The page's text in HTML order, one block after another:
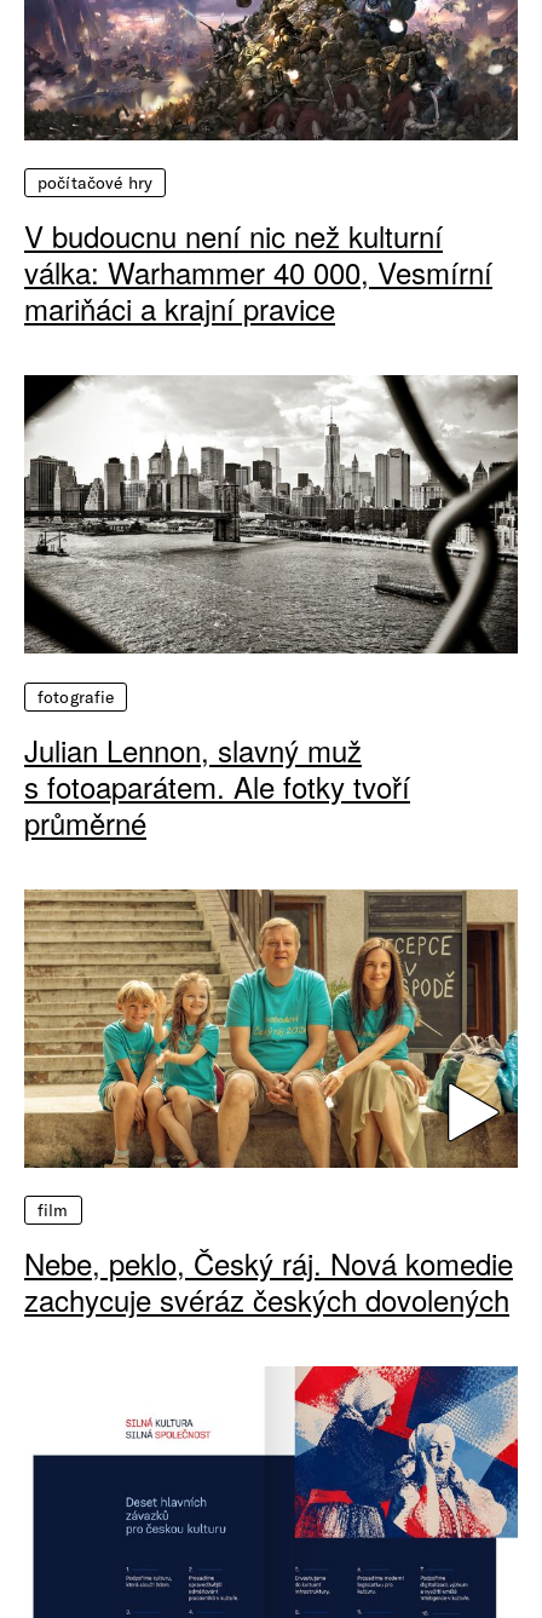
počítačové hry
V budoucnu není nic než kulturní
válka: Warhammer 40 000, Vesmírní
mariňáci a krajní pravice
fotografie
Julian Lennon, slavný muž
s fotoaparátem. Ale fotky tvoří
průměrné
film
Nebe, peklo, Český ráj. Nová komedie
zachycuje svéráz českých dovolených